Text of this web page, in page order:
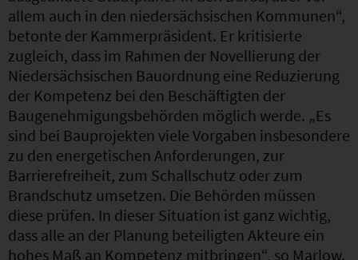
allem auch in den niedersächsischen Kommunen“,
betonte der Kammerpräsident. Er kritisierte
zugleich, dass im Rahmen der Novellierung der
Niedersächsischen Bauordnung eine Reduzierung
der Kompetenz bei den Beschäftigten der
Baugenehmigungsbehörden möglich werde. „Es
sind bei Bauprojekten viele Vorgaben insbesondere
zu den energetischen Anforderungen, zur
Barrierefreiheit, zum Schallschutz oder zum
Brandschutz umsetzen. Die Behörden müssen
diese prüfen. In dieser Situation ist ganz wichtig,
dass alle an der Planung beteiligten Akteure ein
hohes Maß an Kompetenz mitbringen“, so Marlow.